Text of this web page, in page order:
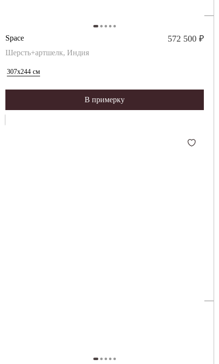
Space 572 500 ₽
Шерсть+артшелк, Индия
307x244 см
В примерку